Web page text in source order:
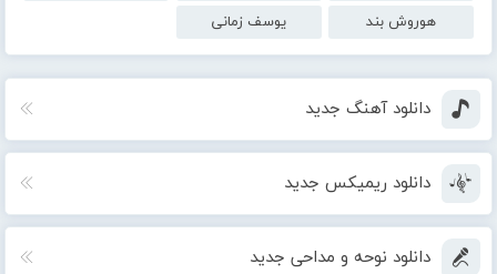
هوروش بند
یوسف زمانی
دانلود آهنگ جدید
دانلود ریمیکس جدید
دانلود نوحه و مداحی جدید